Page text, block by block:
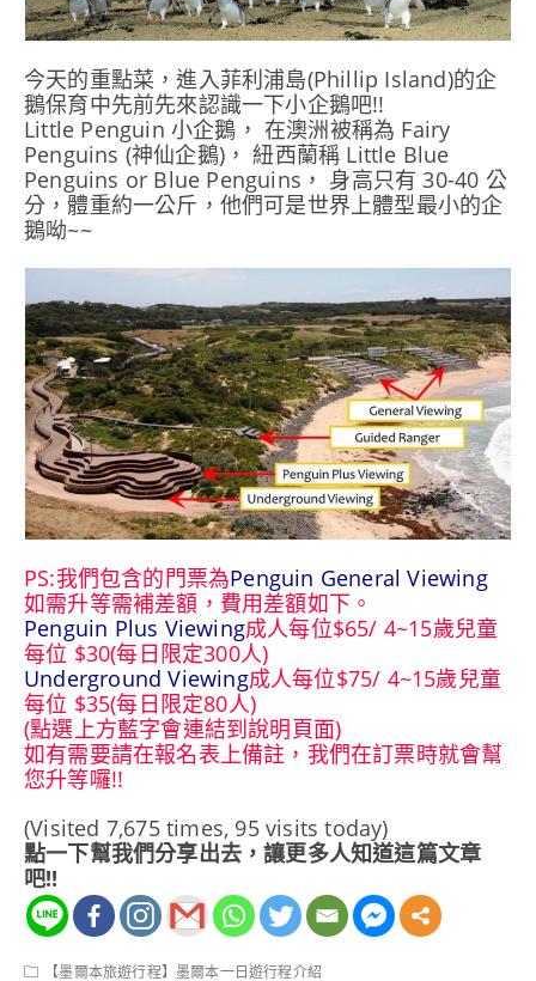
今天的重點菜，進入菲利浦島(Phillip Island)的企
鵝保育中先前先來認識一下小企鵝吧!!
Little Penguin 小企鵝， 在澳洲被稱為 Fairy
Penguins (神仙企鵝)， 紐西蘭稱 Little Blue
Penguins or Blue Penguins， 身高只有 30-40 公
分，體重約一公斤，他們可是世界上體型最小的企
鵝呦~~
PS:我們包含的門票為Penguin General Viewing
如需升等需補差額，費用差額如下。
Penguin Plus Viewing成人每位$65/ 4~15歲兒童
每位 $30(每日限定300人)
Underground Viewing成人每位$75/ 4~15歲兒童
每位 $35(每日限定80人)
​(點選上方藍字會連結到說明頁面)
如有需要請在報名表上備註，我們在訂票時就會幫
您升等囉!!
(Visited 7,675 times, 95 visits today)
點一下幫我們分享出去，讓更多人知道這篇文章
吧!!
【墨爾本旅遊行程】墨爾本一日遊行程介紹